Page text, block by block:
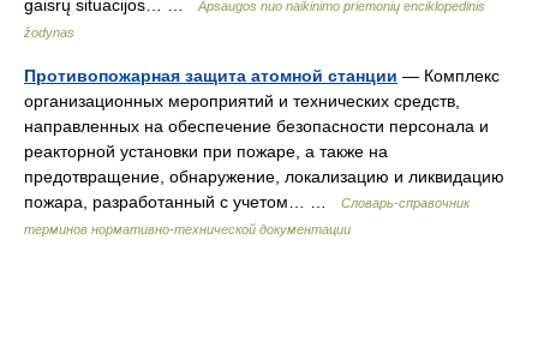
gaisrų situacijos… …
Apsaugos nuo naikinimo priemonių enciklopedinis
žodynas
Противопожарная защита атомной станции — Комплекс
организационных мероприятий и технических средств,
направленных на обеспечение безопасности персонала и
реакторной установки при пожаре, а также на
предотвращение, обнаружение, локализацию и ликвидацию
пожара, разработанный с учетом… …
Словарь-справочник
терминов нормативно-технической документации